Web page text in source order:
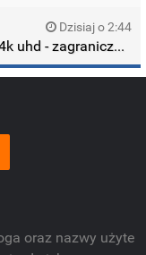
Dzisiaj o 2:44
Zapowiedzi wydań z filmami 4k uhd - zagraniczne wydania
oraz nazwy użyte